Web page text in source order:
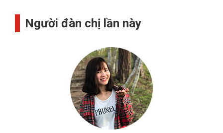
Người đàn chị lần này